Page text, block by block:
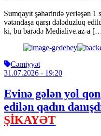
Sumqayıt şəhərində yerləşən
vətəndaşa qarşı dələduzluq
ki, bu barədə Medialive.az-a
Cəmiyyət
31.07.2026 - 19:20
Evinə gələn yol
edilən qadın
ŞİKAYƏT